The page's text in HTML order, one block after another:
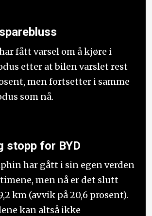
fått varsel om å kjøre i
etter at bilen varslet rest
men fortsetter i samme
som nå.
stopp for BYD
har gått i sin egen verden
men nå er det slutt
km (avvik på 20,6 prosent).
kan altså ikke